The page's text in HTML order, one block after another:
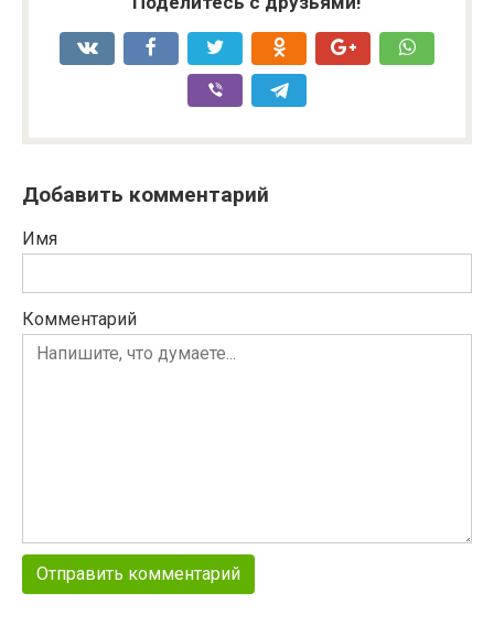
Добавить комментарий
Имя
Комментарий